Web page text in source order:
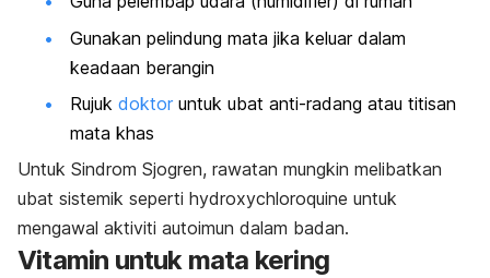
Gunakan pelindung mata jika keluar dalam
keadaan berangin
Rujuk doktor untuk ubat anti-radang atau titisan
mata khas
Untuk Sindrom Sjogren, rawatan mungkin melibatkan
ubat sistemik seperti hydroxychloroquine untuk
mengawal aktiviti autoimun dalam badan.
Vitamin untuk mata kering